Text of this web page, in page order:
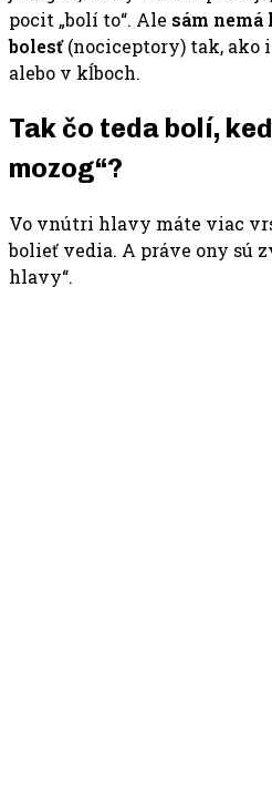
pocit „bolí to“. Ale sám
bolesť(nociceptory) tak, ako
alebo v kĺboch.
Tak čo teda bolí,
mozog“?
Vo vnútri hlavy máte viac
bolieť vedia. A práve ony sú
hlavy“.